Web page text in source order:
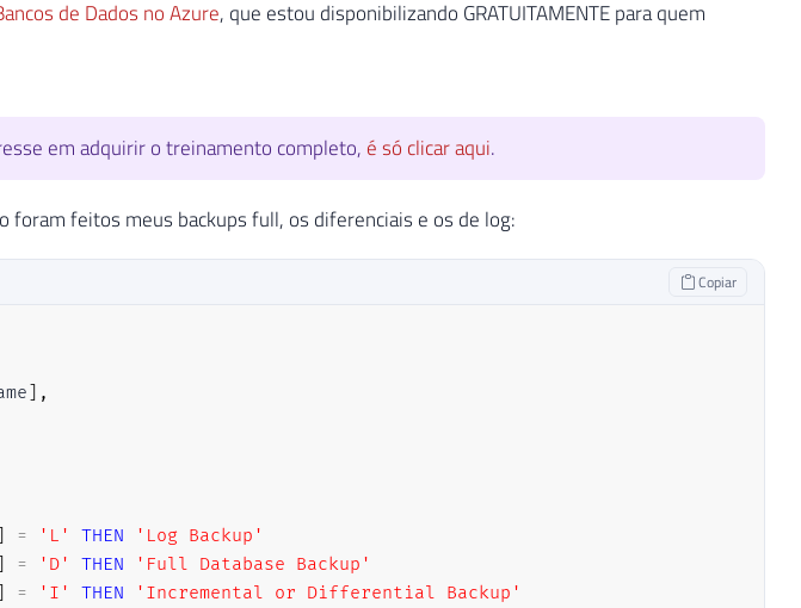
de Dados no Azure, que estou disponibilizando GRATUITAMENTE para quem
em adquirir o treinamento completo, é só clicar aqui.
foram feitos meus backups full, os diferenciais e os de log:
Copiar
,
= 'L' THEN
'Log Backup'
= 'D' THEN
'Full Database Backup'
= 'I' THEN
'Incremental or Differential Backup'